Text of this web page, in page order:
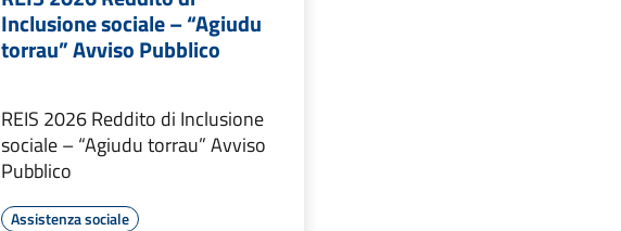
Inclusione sociale – “Agiudu
torrau” Avviso Pubblico
REIS 2026 Reddito di Inclusione
sociale – “Agiudu torrau” Avviso
Pubblico
Assistenza sociale